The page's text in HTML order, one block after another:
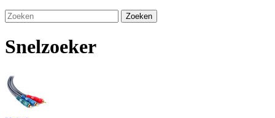
Zoeken
Snelzoeker